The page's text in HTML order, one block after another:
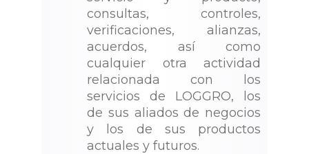
consultas, controles,
verificaciones, alianzas,
acuerdos, así como
cualquier otra actividad
relacionada con los
servicios de LOGGRO, los
de sus aliados de negocios
y los de sus productos
actuales y futuros.